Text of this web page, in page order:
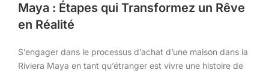
Maya : Étapes qui Transformez un Rêve
en Réalité
S’engager dans le processus d’achat d’une maison dans la
Riviera Maya en tant qu’étranger est vivre une histoire de